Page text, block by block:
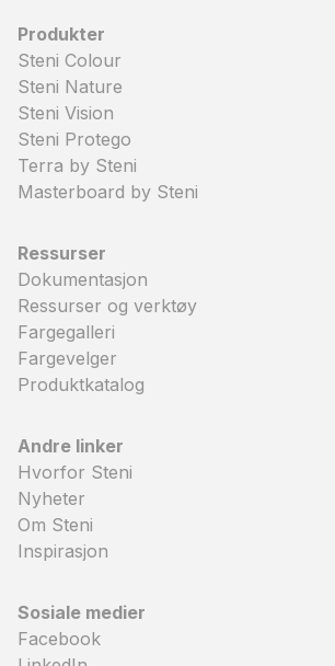
Produkter
Steni Colour
Steni Nature
Steni Vision
Steni Protego
Terra by Steni
Masterboard by Steni
Ressurser
Dokumentasjon
Ressurser og verktøy
Fargegalleri
Fargevelger
Produktkatalog
Andre linker
Hvorfor Steni
Nyheter
Om Steni
Inspirasjon
Sosiale medier
Facebook